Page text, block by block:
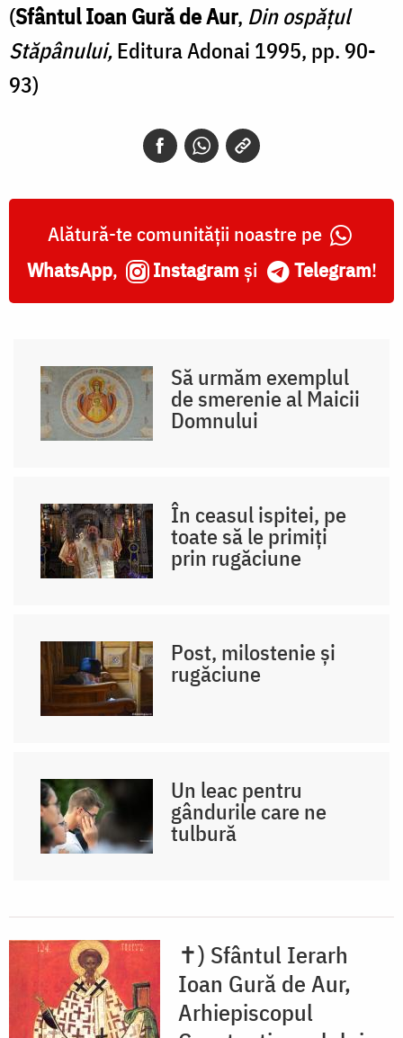
(Sfântul Ioan Gură de Aur, Din ospățul
Stăpânului,Editura Adonai 1995, pp. 90-
93)
Alătură-te comunității noastre pe
WhatsApp, Instagram și Telegram!
Să urmăm exemplul
de smerenie al Maicii
Domnului
În ceasul ispitei, pe
toate să le primiți
prin rugăciune
Post, milostenie și
rugăciune
Un leac pentru
gândurile care ne
tulbură
✝) Sfântul Ierarh
Ioan Gură de Aur,
Arhiepiscopul